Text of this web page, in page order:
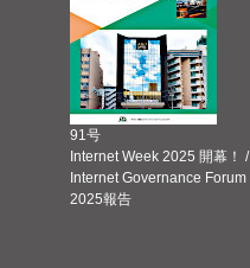
91号
Internet Week 2025 開幕！ /
Internet Governance Forum
2025報告